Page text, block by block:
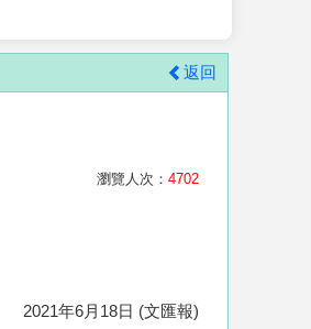
返回
瀏覽人次： 4702
2021年6月18日 (文匯報)